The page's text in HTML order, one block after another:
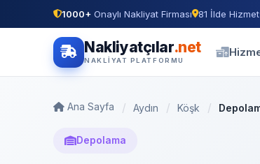
1000+ Onaylı Nakliyat Firması 81 İlde Hizmet
Nakliyatçılar.net
NAKLIYAT PLATFORMU
Ana Sayfa Aydın Köşk
Depolama